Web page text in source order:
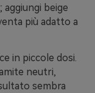
beige
più adatto a
in piccole dosi.
neutri,
sembra